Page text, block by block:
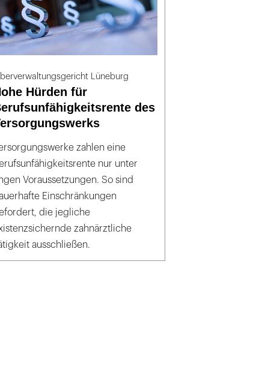
Lüneburg
Hürden für
des
zahlen eine
nur unter
Voraussetzungen. So sind
Einschränkungen
die jegliche
zahnärztliche
ausschließen.